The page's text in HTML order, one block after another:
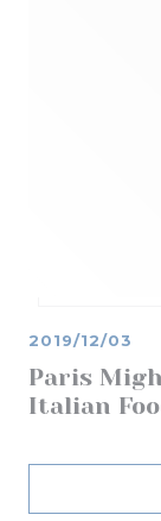
Paris
Italian
2019/12/03